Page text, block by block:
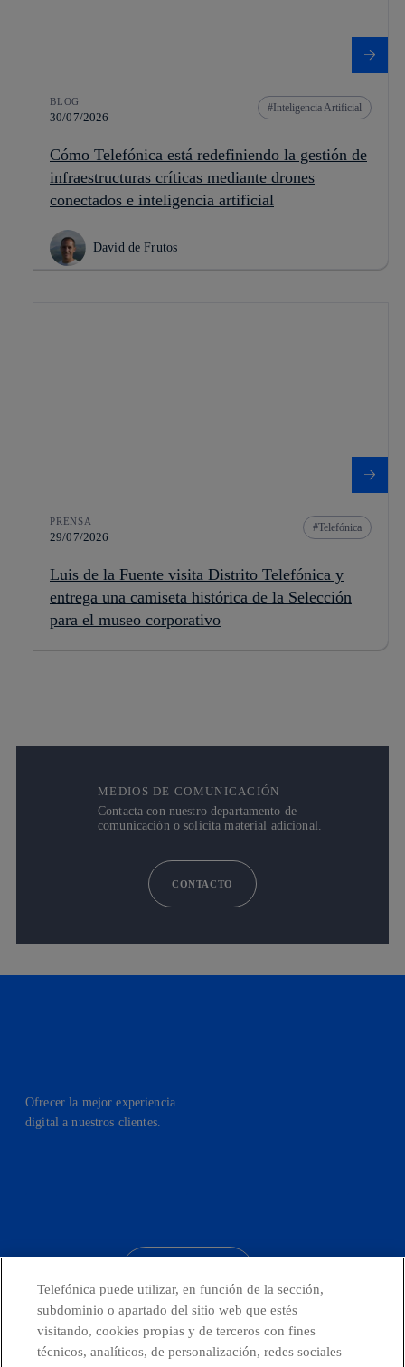
BLOG
30/07/2026
Inteligencia Artificial
Cómo Telefónica está redefiniendo la gestión de
infraestructuras críticas mediante drones
conectados e inteligencia artificial
David de Frutos
PRENSA
29/07/2026
Telefónica
Luis de la Fuente visita Distrito Telefónica y
entrega una camiseta histórica de la Selección
para el museo corporativo
MEDIOS DE COMUNICACIÓN
Contacta con nuestro departamento de
comunicación o solicita material adicional.
CONTACTO
Ofrecer la mejor experiencia
digital a nuestros clientes.
Telefónica en redes sociales
Telefónica puede utilizar, en función de la sección,
subdominio o apartado del sitio web que estés
visitando, cookies propias y de terceros con fines
técnicos, analíticos, de personalización, redes sociales